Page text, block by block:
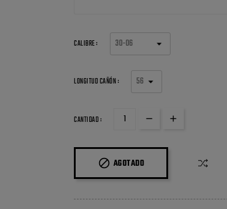
CALIBRE :
LONGITUD CAÑÓN :
CANTIDAD :
 AGOTADO